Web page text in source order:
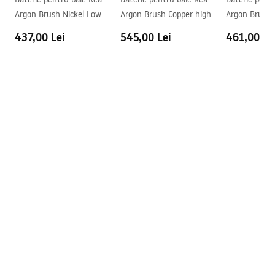
Model
JS-B348N
Safety_Information_Faucets.pdf
Argon Brush Nickel Low
437,00 Lei
Argon Brush Copper high
545,00 Lei
Argon Brush
461,00